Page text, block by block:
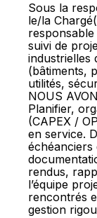
Sous la
le/la
suivi de
industrielles
(bâtiments,
utilités,
NOUS
Planifier,
(CAPEX /
en service.
échéanciers
rendus,
l’équipe
rencontrés
gestion